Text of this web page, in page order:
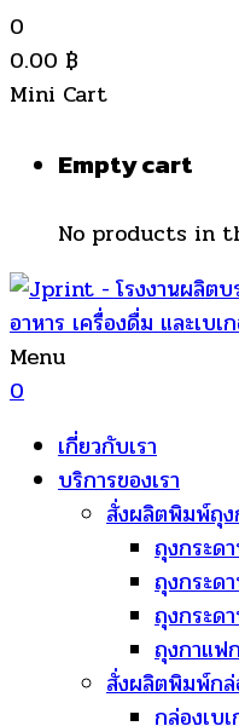
0
0.00 ฿
Mini Cart
Empty cart
No products in
Menu
0
เกี่ยวกับเรา
บริการของเรา
สั่งผลิตพิมพ์ถุง
ถุงกระด
ถุงกระด
ถุงกระด
ถุงกาแฟ
สั่งผลิตพิมพ์กล่
กล่องเบ